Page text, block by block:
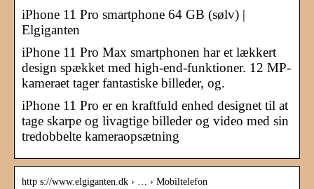
iPhone 11 Pro smartphone 64 GB (sølv) |
Elgiganten
iPhone 11 Pro Max smartphonen har et lækkert
design spækket med high-end-funktioner. 12 MP-
kameraet tager fantastiske billeder, og.
iPhone 11 Pro er en kraftfuld enhed designet til at
tage skarpe og livagtige billeder og video med sin
tredobbelte kameraopsætning
http s://www.elgiganten.dk › … › Mobiltelefon